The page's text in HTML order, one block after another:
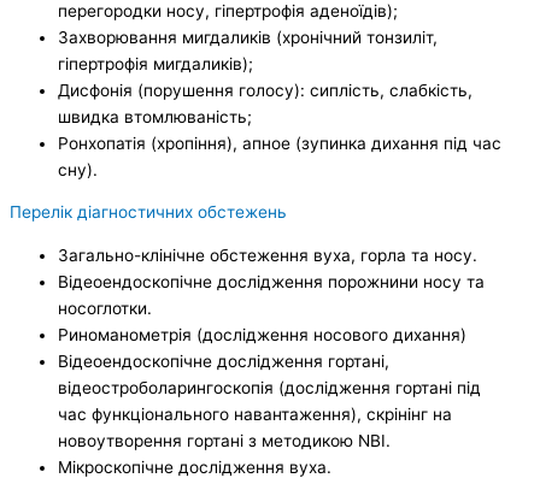
перегородки носу, гіпертрофія аденоїдів);
Захворювання мигдаликів (хронічний тонзиліт,
гіпертрофія мигдаликів);
Дисфонія (порушення голосу): сиплість, слабкість,
швидка втомлюваність;
Ронхопатія (хропіння), апное (зупинка дихання під час
сну).
Перелік діагностичних обстежень
Загально-клінічне обстеження вуха, горла та носу.
Відеоендоскопічне дослідження порожнини носу та
носоглотки.
Риноманометрія (дослідження носового дихання)
Відеоендоскопічне дослідження гортані,
відеостроболарингоскопія (дослідження гортані під
час функціонального навантаження), скрінінг на
новоутворення гортані з методикою NBI.
Мікроскопічне дослідження вуха.